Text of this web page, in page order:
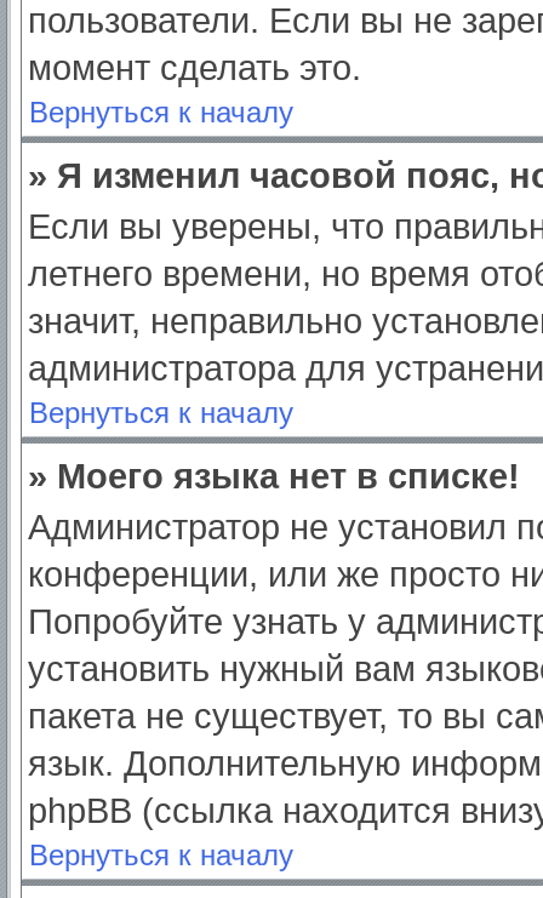
пользователи. Если вы не
момент сделать это.
Вернуться к началу
» Я изменил часовой пояс,
Если вы уверены, что
летнего времени, но время
значит, неправильно
администратора для
Вернуться к началу
» Моего языка нет в списке!
Администратор не установил
конференции, или же просто
Попробуйте узнать у
установить нужный вам
пакета не существует, то вы
язык. Дополнительную
phpBB (ссылка находится
Вернуться к началу